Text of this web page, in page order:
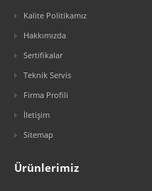
Kalite Politikamız
Hakkımızda
Sertifikalar
Teknik Servis
Firma Profili
İletişim
Sitemap
Ürünlerimiz